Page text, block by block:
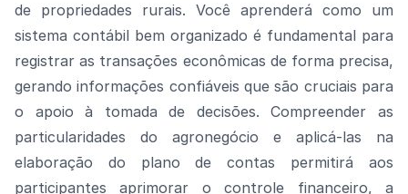
de propriedades rurais. Você aprenderá como um
sistema contábil bem organizado é fundamental para
registrar as transações econômicas de forma precisa,
gerando informações confiáveis que são cruciais para
o apoio à tomada de decisões. Compreender as
particularidades do agronegócio e aplicá-las na
elaboração do plano de contas permitirá aos
participantes aprimorar o controle financeiro, a